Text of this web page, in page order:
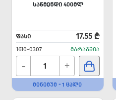
ᲡᲐᲬᲛᲔᲜᲓᲘ 400ᲛᲚ
ᲤᲐᲡᲘ 17.55 ₾
1610-0307 ᲛᲐᲠᲐᲒᲨᲘᲐ
- +
ᲛᲘᲜᲘᲛᲣᲛ - 1 ᲪᲐᲚᲘ